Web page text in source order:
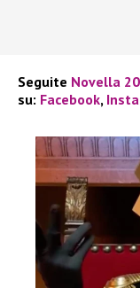
Seguite Novella
su: Facebook,